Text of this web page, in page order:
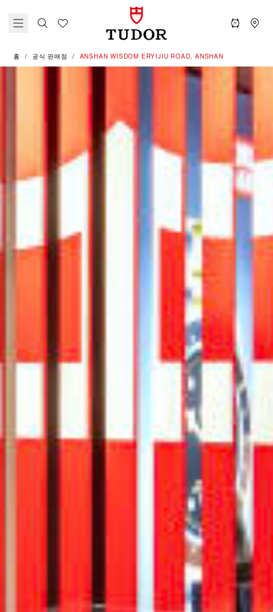
홈 공식 판매점 ‭ANSHAN WISDOM ERYIJIU ROAD, ANSHAN‬